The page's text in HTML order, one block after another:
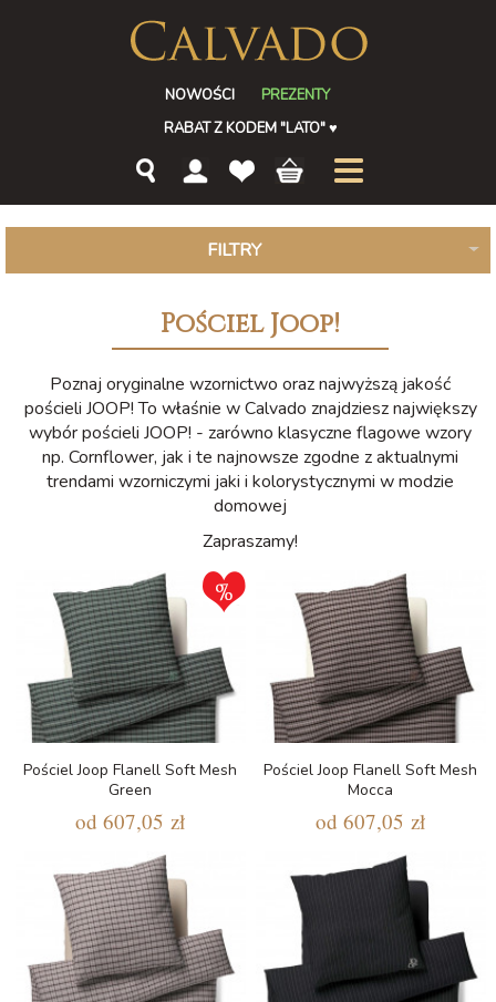
NOWOŚCI
PREZENTY
RABAT Z KODEM "LATO"♥
FILTRY
Pościel Joop!
Poznaj oryginalne wzornictwo oraz najwyższą jakość
pościeli JOOP! To właśnie w Calvado znajdziesz największy
wybór pościeli JOOP! - zarówno klasyczne flagowe wzory
np. Cornflower, jak i te najnowsze zgodne z aktualnymi
trendami wzorniczymi jaki i kolorystycznymi w modzie
domowej
Zapraszamy!
Pościel Joop Flanell Soft Mesh
Green
od 607,05 zł
Pościel Joop Flanell Soft Mesh
Mocca
od 607,05 zł